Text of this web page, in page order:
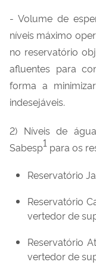
- Volume de
níveis máximo
no reservatório
afluentes para
forma a
indesejáveis.
2) Níveis de
Sabesp1 para os
Reservatório
Reservatório
vertedor de
Reservatório
vertedor de